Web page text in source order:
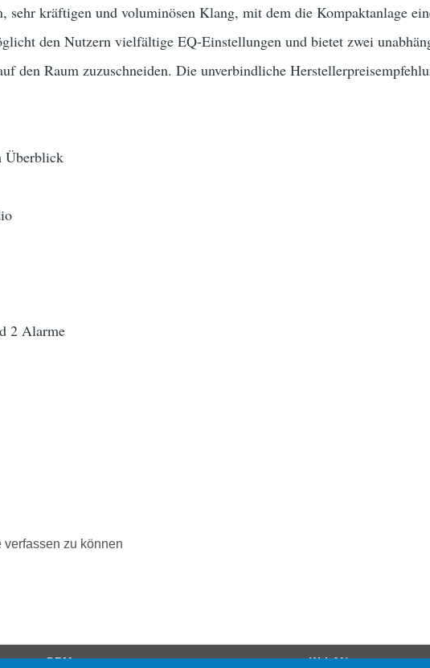
sehr kräftigen und voluminösen Klang, mit dem die Kompaktanlage
den Nutzern vielfältige EQ-Einstellungen und bietet zwei
den Raum zuzuschneiden. Die unverbindliche
Überblick
2 Alarme
verfassen zu können
DRM W-LAN